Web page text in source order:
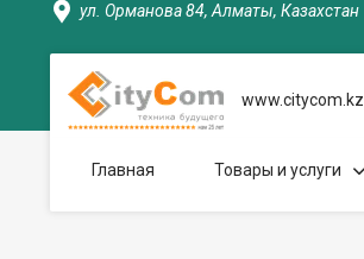
ул. Орманова 84, Алматы, Казахстан
www.citycom.kz
Главная Товары и услуги